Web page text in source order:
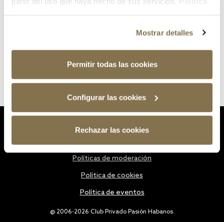
Mostrar detalles
Permitir todas las cookies
Configurar las cookies
Rechazar las cookies
@ 2006-2026 Club Privado Pasión Habanos.
Políticas de moderación
Política de cookies
Política de eventos